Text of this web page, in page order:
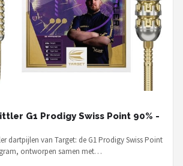
G1 Prodigy Swiss Point 90% -
dartpijlen van Target: de G1 Prodigy Swiss Point
ontworpen samen met…